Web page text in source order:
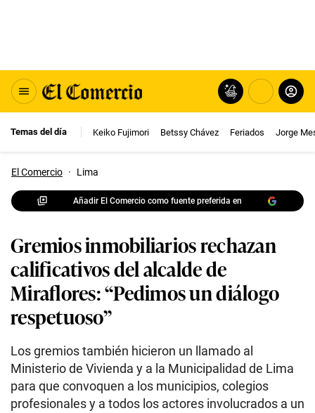
Temas del día Keiko Fujimori Betssy Chávez Feriados Jorge
El Comercio · Lima
Añadir El Comercio como fuente preferida en
Gremios inmobiliarios rechazan
calificativos del alcalde de
Miraflores: “Pedimos un diálogo
respetuoso”
Los gremios también hicieron un llamado al
Ministerio de Vivienda y a la Municipalidad de Lima
para que convoquen a los municipios, colegios
profesionales y a todos los actores involucrados a un